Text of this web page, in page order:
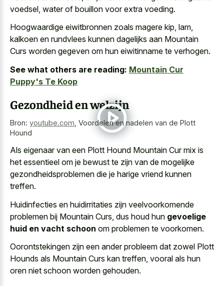
voedsel, water of bouillon voor extra voeding.
Hoogwaardige eiwitbronnen zoals magere kip, lam,
kalkoen en rundvlees kunnen dagelijks aan Mountain
Curs worden gegeven om hun eiwitinname te verhogen.
See what others are reading: Mountain Cur
Puppy's Te Koop
Gezondheid en welzijn
Bron: youtube.com Voordelen en nadelen van de Plott
Hound
Als eigenaar van een Plott Hound Mountain Cur mix is
het essentieel om je bewust te zijn van de mogelijke
gezondheidsproblemen die je harige vriend kunnen
treffen.
Huidinfecties en huidirritaties zijn veelvoorkomende
problemen bij Mountain Curs, dus houd hun gevoelige
huid en vacht schoon om problemen te voorkomen.
Oorontstekingen zijn een ander probleem dat zowel Plott
Hounds als Mountain Curs kan treffen, vooral als hun
oren niet schoon worden gehouden.